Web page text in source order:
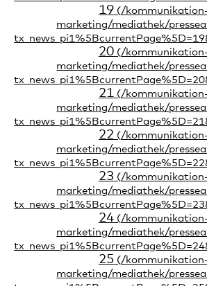
19
20
21
22
23
24
25